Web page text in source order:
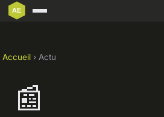
Accueil› Actu
📰